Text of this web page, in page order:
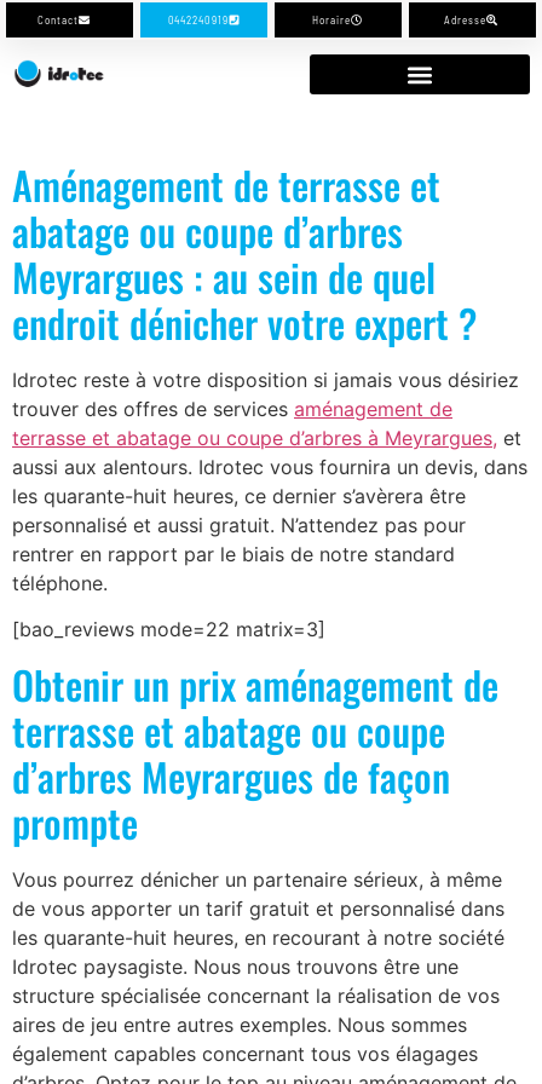
Contact 0442240919 Horaire Adresse
Aménagement de terrasse et
abatage ou coupe d’arbres
Meyrargues : au sein de quel
endroit dénicher votre expert ?
Idrotec reste à votre disposition si jamais vous désiriez
trouver des offres de services aménagement de
terrasse et abatage ou coupe d’arbres à Meyrargues, et
aussi aux alentours. Idrotec vous fournira un devis, dans
les quarante-huit heures, ce dernier s’avèrera être
personnalisé et aussi gratuit. N’attendez pas pour
rentrer en rapport par le biais de notre standard
téléphone.
[bao_reviews mode=22 matrix=3]
Obtenir un prix aménagement de
terrasse et abatage ou coupe
d’arbres Meyrargues de façon
prompte
Vous pourrez dénicher un partenaire sérieux, à même
de vous apporter un tarif gratuit et personnalisé dans
les quarante-huit heures, en recourant à notre société
Idrotec paysagiste. Nous nous trouvons être une
structure spécialisée concernant la réalisation de vos
aires de jeu entre autres exemples. Nous sommes
également capables concernant tous vos élagages